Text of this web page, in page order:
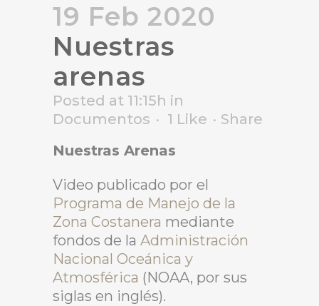
19 Feb 2020
Nuestras
arenas
Posted at 11:15h in
Documentos
1 Like
Share
Nuestras Arenas
Video publicado por el
Programa de Manejo de la
Zona Costanera mediante
fondos de la Administración
Nacional Oceánica y
Atmosférica (NOAA, por sus
siglas en inglés).